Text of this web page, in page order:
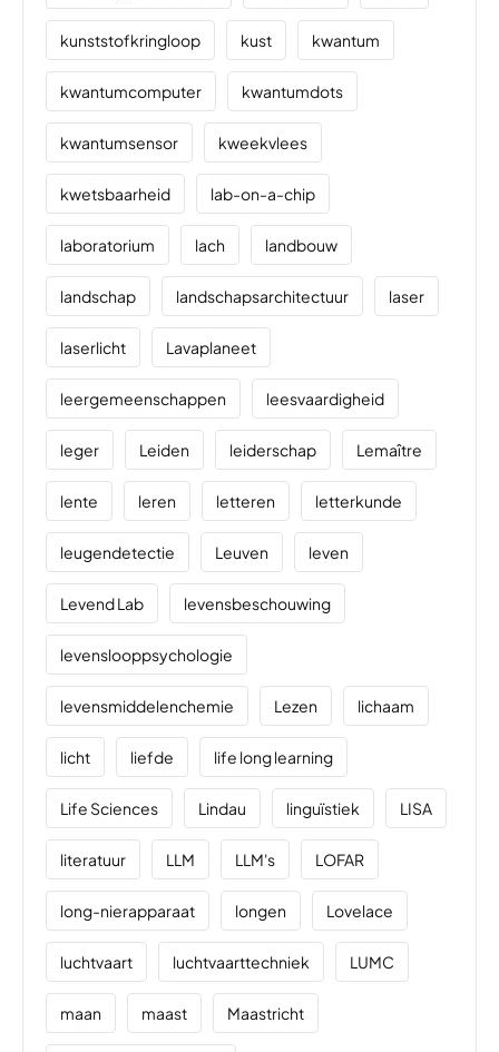
kunststofkringloop kust kwantum
kwantumcomputer kwantumdots
kwantumsensor kweekvlees
kwetsbaarheid lab-on-a-chip
laboratorium lach landbouw
landschap landschapsarchitectuur laser
laserlicht Lavaplaneet
leergemeenschappen leesvaardigheid
leger Leiden leiderschap Lemaître
lente leren letteren letterkunde
leugendetectie Leuven leven
Levend Lab levensbeschouwing
levenslooppsychologie
levensmiddelenchemie Lezen lichaam
licht liefde life long learning
Life Sciences Lindau linguïstiek LISA
literatuur LLM LLM's LOFAR
long-nierapparaat longen Lovelace
luchtvaart luchtvaarttechniek LUMC
maan maast Maastricht